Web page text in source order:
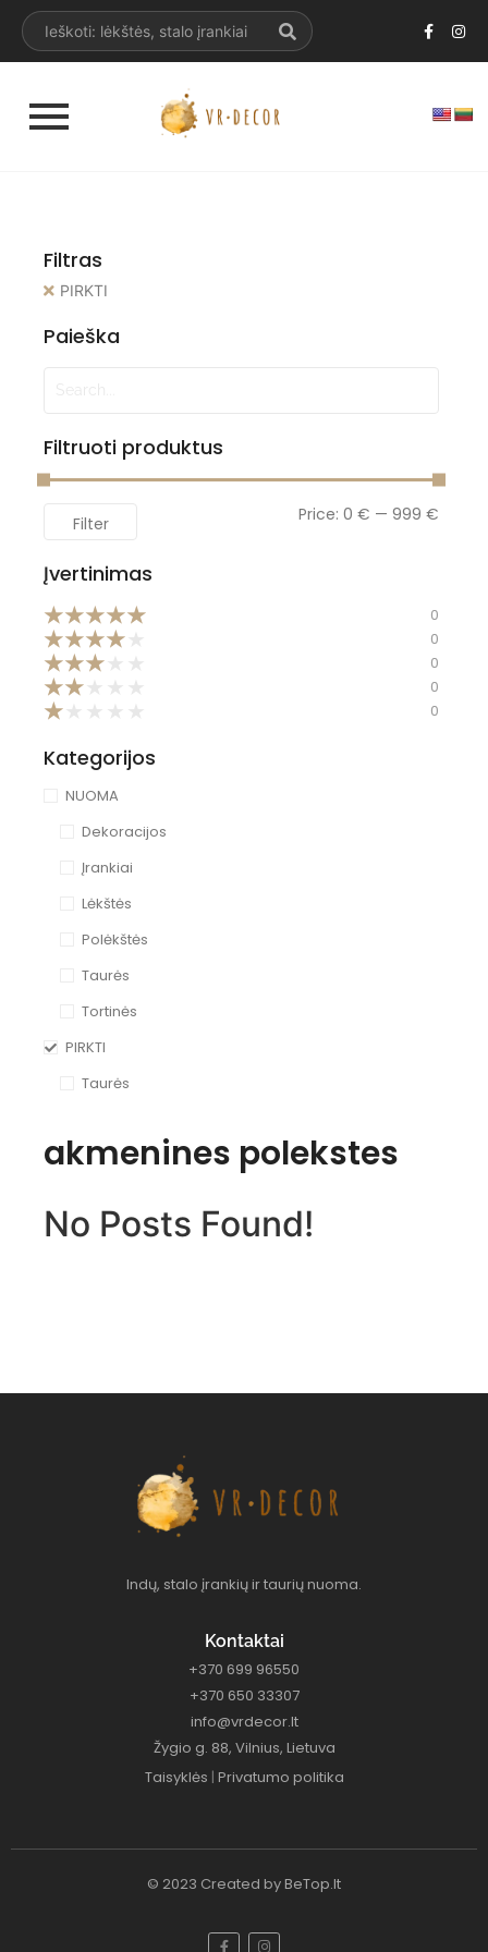
Filtras
PIRKTI
Paieška
Filtruoti produktus
Filter Price: 0 € — 999 €
Įvertinimas
★★★★★ 0
★★★★ 0
★★★ 0
★★ 0
★ 0
Kategorijos
NUOMA
Dekoracijos
Įrankiai
Lėkštės
Polėkštės
Taurės
Tortinės
PIRKTI
Taurės
akmenines polekstes
No Posts Found!
Indų, stalo įrankių ir taurių nuoma.
Kontaktai
+370 699 96550
+370 650 33307
info@vrdecor.lt
Žygio g. 88, Vilnius, Lietuva
Taisyklės | Privatumo politika
© 2023 Created byBeTop.lt